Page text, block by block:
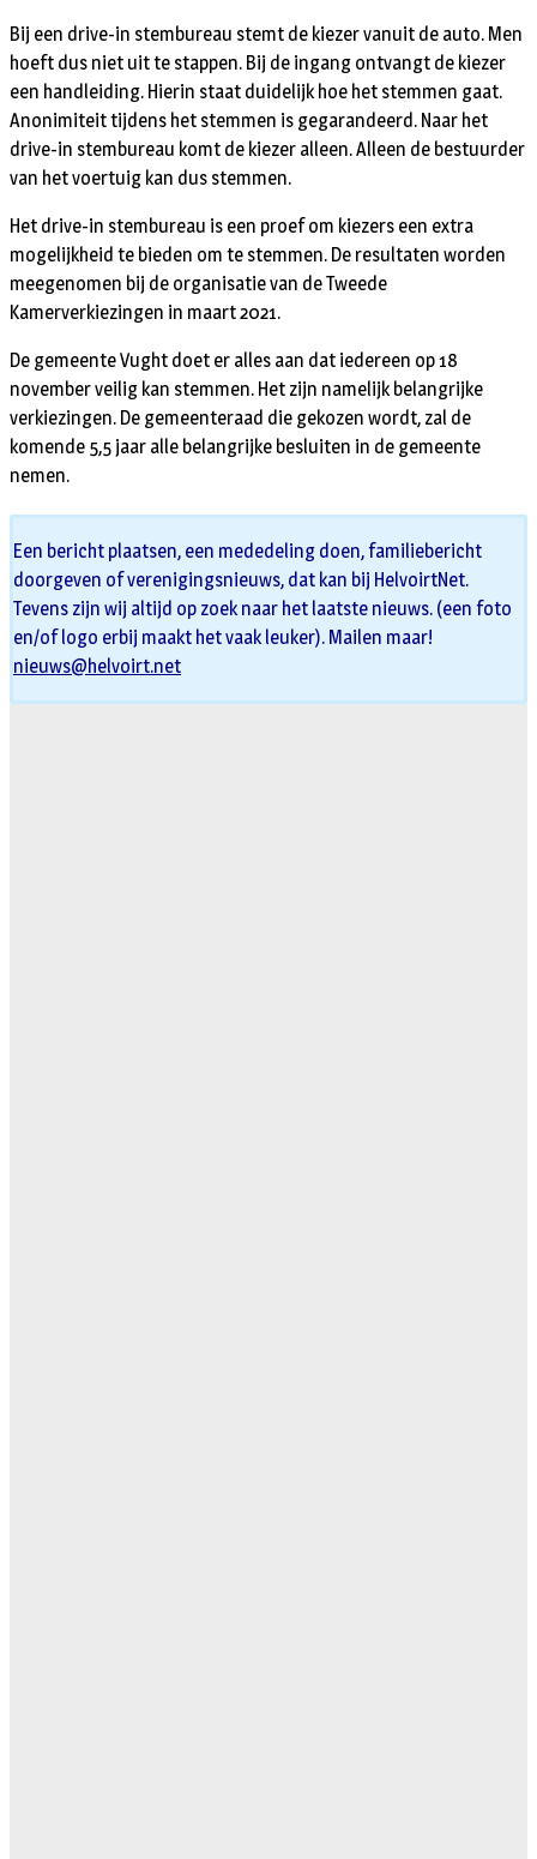
Bij een drive-in stembureau stemt de kiezer vanuit de auto. Men
hoeft dus niet uit te stappen. Bij de ingang ontvangt de kiezer
een handleiding. Hierin staat duidelijk hoe het stemmen gaat.
Anonimiteit tijdens het stemmen is gegarandeerd. Naar het
drive-in stembureau komt de kiezer alleen. Alleen de bestuurder
van het voertuig kan dus stemmen.
Het drive-in stembureau is een proef om kiezers een extra
mogelijkheid te bieden om te stemmen. De resultaten worden
meegenomen bij de organisatie van de Tweede
Kamerverkiezingen in maart 2021.
De gemeente Vught doet er alles aan dat iedereen op 18
november veilig kan stemmen. Het zijn namelijk belangrijke
verkiezingen. De gemeenteraad die gekozen wordt, zal de
komende 5,5 jaar alle belangrijke besluiten in de gemeente
nemen.
Een bericht plaatsen, een mededeling doen, familiebericht
doorgeven of verenigingsnieuws, dat kan bij HelvoirtNet.
Tevens zijn wij altijd op zoek naar het laatste nieuws. (een foto
en/of logo erbij maakt het vaak leuker). Mailen maar!
nieuws@helvoirt.net